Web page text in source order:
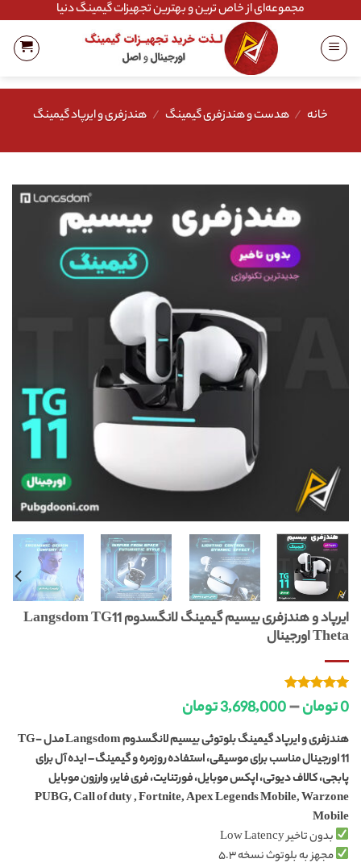
content
مجموعه‌ای از خاص ترین و بهترین تجهیزات گیمینگ دنیا
خانه / هدست و هندزفری گیمینگ / هندزفری و ایرپاد گیمینگ
ایرپاد و هندزفری بیسیم گیمینگ لانگسدوم Langsdom TG11
Theta اورجینال
امتیازدهی
5.00
1
امتیازدهی
مشتری
0تومان–
3,698,000تومان
هندزفری و ایرپاد گیمینگ بلوتوثی بیسیم لانگسدوم Langsdom مدل TG-
11اورجینال مناسب برای موسیقی، استفاده روزمره و گیمینگ – ایده آل برای
پابجی، کالاف دیوتی، اپکس موبایل، فورتنایت، فری فایر، وارزون موبایل
PUBG, Call of duty , Fortnite, Apex Legends Mobile, Warzone
Mobile
بدون تاخیر Low Latency
مجهز به بلوتوث نسخه ۵.۳